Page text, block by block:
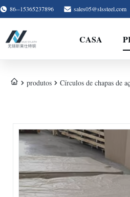
86--15365237896 sales05@slssteel.com
CASA
produtos Círculos de chapas de